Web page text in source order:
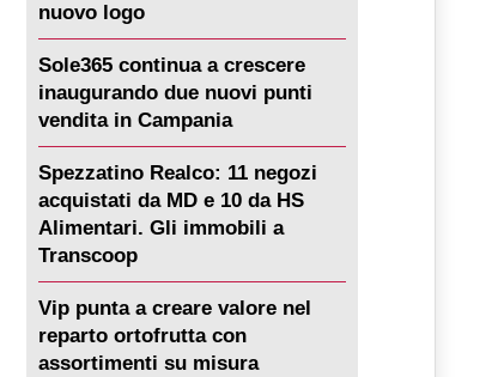
nuovo logo
Sole365 continua a crescere
inaugurando due nuovi punti
vendita in Campania
Spezzatino Realco: 11 negozi
acquistati da MD e 10 da HS
Alimentari. Gli immobili a
Transcoop
Vip punta a creare valore nel
reparto ortofrutta con
assortimenti su misura